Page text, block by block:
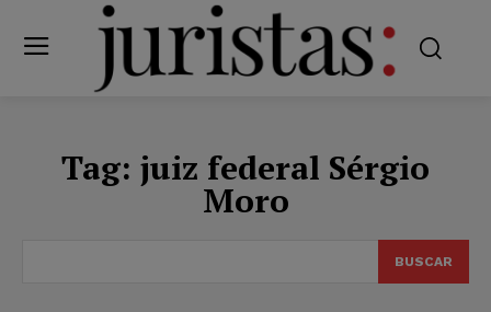
Tag: juiz federal Sérgio
Moro
BUSCAR